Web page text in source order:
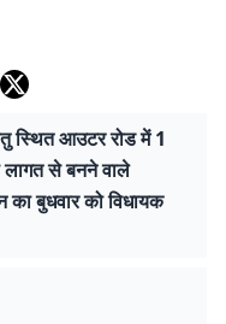
स्थित आउटर रोड में 1
से बनने वाले
का बुधवार को विधायक